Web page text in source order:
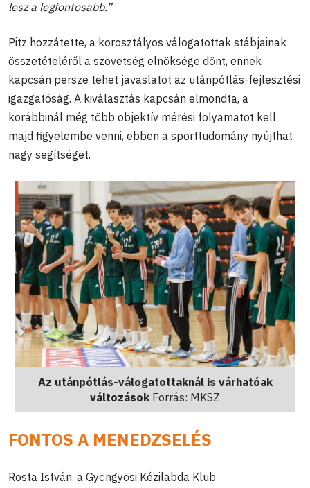
lesz a legfontosabb.”
Pitz hozzátette, a korosztályos válogatottak stábjainak
összetételéről a szövetség elnöksége dönt, ennek
kapcsán persze tehet javaslatot az utánpótlás-fejlesztési
igazgatóság. A kiválasztás kapcsán elmondta, a
korábbinál még több objektív mérési folyamatot kell
majd figyelembe venni, ebben a sporttudomány nyújthat
nagy segítséget.
Az utánpótlás-válogatottaknál is várhatóak
változások Forrás: MKSZ
FONTOS A MENEDZSELÉS
Rosta István, a Gyöngyösi Kézilabda Klub